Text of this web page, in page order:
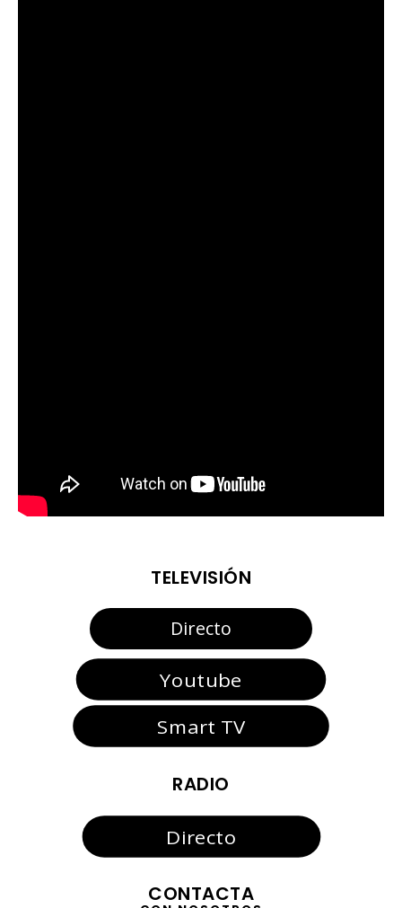
TELEVISIÓN
Directo
Youtube
Smart TV
RADIO
Directo
CONTACTA